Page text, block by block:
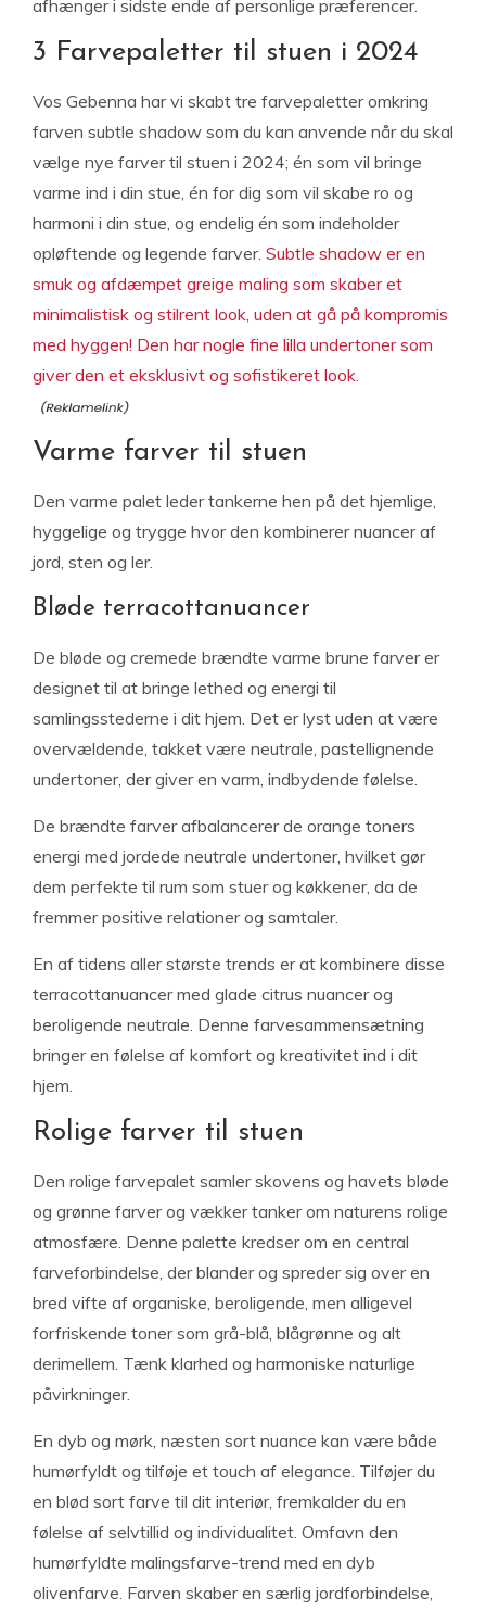
afhænger i sidste ende af personlige præferencer.
3 Farvepaletter til stuen i 2024
Vos Gebenna har vi skabt tre farvepaletter omkring
farven subtle shadow som du kan anvende når du skal
vælge nye farver til stuen i 2024; én som vil bringe
varme ind i din stue, én for dig som vil skabe ro og
harmoni i din stue, og endelig én som indeholder
opløftende og legende farver. Subtle shadow er en
smuk og afdæmpet greige maling som skaber et
minimalistisk og stilrent look, uden at gå på kompromis
med hyggen! Den har nogle fine lilla undertoner som
giver den et eksklusivt og sofistikeret look.
Varme farver til stuen
Den varme palet leder tankerne hen på det hjemlige,
hyggelige og trygge hvor den kombinerer nuancer af
jord, sten og ler.
Bløde terracottanuancer
De bløde og cremede brændte varme brune farver er
designet til at bringe lethed og energi til
samlingsstederne i dit hjem. Det er lyst uden at være
overvældende, takket være neutrale, pastellignende
undertoner, der giver en varm, indbydende følelse.
De brændte farver afbalancerer de orange toners
energi med jordede neutrale undertoner, hvilket gør
dem perfekte til rum som stuer og køkkener, da de
fremmer positive relationer og samtaler.
En af tidens aller største trends er at kombinere disse
terracottanuancer med glade citrus nuancer og
beroligende neutrale. Denne farvesammensætning
bringer en følelse af komfort og kreativitet ind i dit
hjem.
Rolige farver til stuen
Den rolige farvepalet samler skovens og havets bløde
og grønne farver og vækker tanker om naturens rolige
atmosfære. Denne palette kredser om en central
farveforbindelse, der blander og spreder sig over en
bred vifte af organiske, beroligende, men alligevel
forfriskende toner som grå-blå, blågrønne og alt
derimellem. Tænk klarhed og harmoniske naturlige
påvirkninger.
En dyb og mørk, næsten sort nuance kan være både
humørfyldt og tilføje et touch af elegance. Tilføjer du
en blød sort farve til dit interiør, fremkalder du en
følelse af selvtillid og individualitet. Omfavn den
humørfyldte malingsfarve-trend med en dyb
olivenfarve. Farven skaber en særlig jordforbindelse,